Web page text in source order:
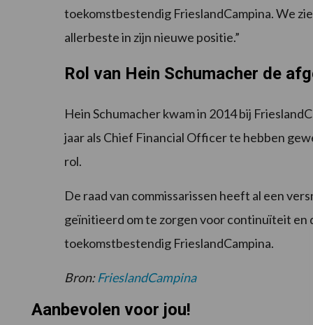
toekomstbestendig FrieslandCampina. We
allerbeste in zijn nieuwe positie.”
Rol van Hein Schumacher de
Hein Schumacher kwam in 2014 bij
jaar als Chief Financial Officer te hebben
rol.
De raad van commissarissen heeft al een
geïnitieerd om te zorgen voor continuïteit en
toekomstbestendig FrieslandCampina.
Bron:FrieslandCampina
Aanbevolen voor jou!